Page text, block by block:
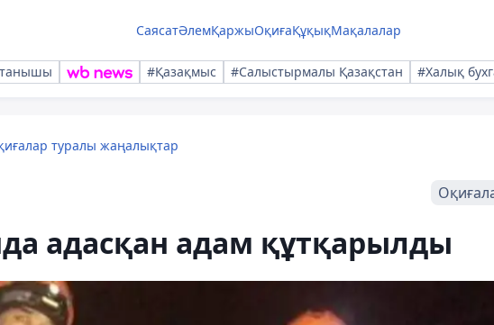
СаясатӘлемҚаржыОқиғаҚұқықМақалалар
#Қазақмыс #Салыстырмалы Қазақстан #Халық
туралы жаңалықтар
адасқан адам құтқарылды